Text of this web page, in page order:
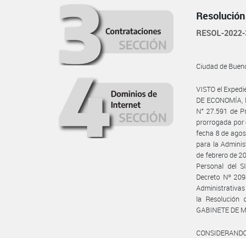
RESOL-
Ciudad de
VISTO el
DE
N° 27.591 de
prorrogada por
fecha 8 de
para la
de febrero de
Personal del
Decreto Nº
Administrativas
la Resolución
GABINETE DE